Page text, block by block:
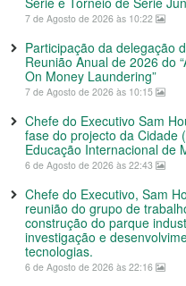
7 de Agosto de 2026 às 10:22
Participação da delegação
Reunião Anual de 2026 do
On Money Laundering”
7 de Agosto de 2026 às 10:15
Chefe do Executivo Sam
fase do projecto da Cidade
Educação Internacional de
6 de Agosto de 2026 às 22:43
Chefe do Executivo, Sam
reunião do grupo de
construção do parque
investigação e
tecnologias.
6 de Agosto de 2026 às 22:16